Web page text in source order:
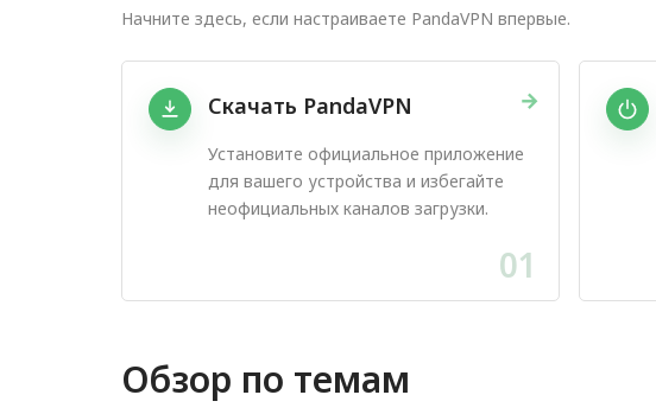
Начните здесь, если настраиваете PandaVPN впервые.
→
Скачать PandaVPN
Установите официальное приложение
для вашего устройства и избегайте
неофициальных каналов загрузки.
01
Обзор по темам